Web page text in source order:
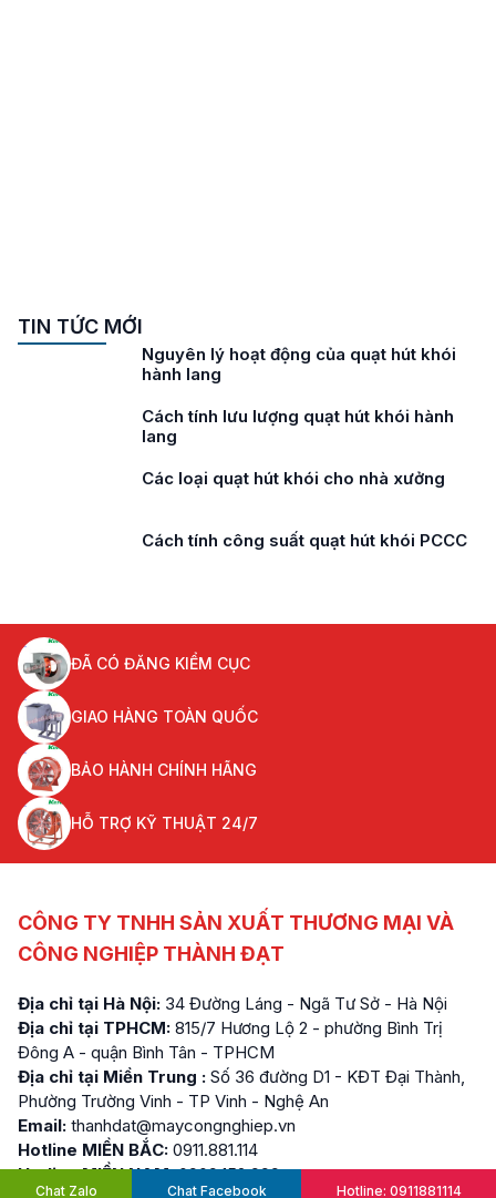
TIN TỨC MỚI
Nguyên lý hoạt động của quạt hút khói
hành lang
Cách tính lưu lượng quạt hút khói hành
lang
Các loại quạt hút khói cho nhà xưởng
Cách tính công suất quạt hút khói PCCC
ĐÃ CÓ ĐĂNG KIỂM CỤC
GIAO HÀNG TOÀN QUỐC
BẢO HÀNH CHÍNH HÃNG
HỖ TRỢ KỸ THUẬT 24/7
CÔNG TY TNHH SẢN XUẤT THƯƠNG MẠI VÀ
CÔNG NGHIỆP THÀNH ĐẠT
Địa chỉ tại Hà Nội: 34 Đường Láng - Ngã Tư Sở - Hà Nội
Địa chỉ tại TPHCM: 815/7 Hương Lộ 2 - phường Bình Trị
Đông A - quận Bình Tân - TPHCM
Địa chỉ tại Miền Trung : Số 36 đường D1 - KĐT Đại Thành,
Phường Trường Vinh - TP Vinh - Nghệ An
Email: thanhdat@maycongnghiep.vn
Hotline MIỀN BẮC: 0911.881.114
Hotline MIỀN NAM: 0909.152.999
Chat Zalo Chat Facebook Hotline: 0911881114